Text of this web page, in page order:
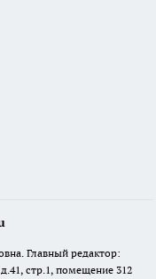
Главный редактор:
стр.1, помещение 312